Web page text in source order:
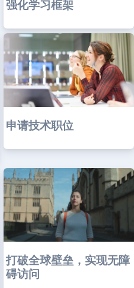
强化学习框架
申请技术职位
打破全球壁垒，实现无障
碍访问